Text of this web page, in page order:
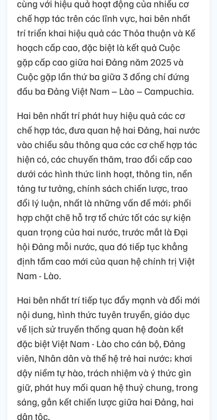
cùng với hiệu quả hoạt động của nhiều cơ
chế hợp tác trên các lĩnh vực, hai bên nhất
trí triển khai hiệu quả các Thỏa thuận và Kế
hoạch cấp cao, đặc biệt là kết quả Cuộc
gặp cấp cao giữa hai Đảng năm 2025 và
Cuộc gặp lần thứ ba giữa 3 đồng chí đứng
đầu ba Đảng Việt Nam – Lào – Campuchia.
Hai bên nhất trí phát huy hiệu quả các cơ
chế hợp tác, đưa quan hệ hai Đảng, hai nước
vào chiều sâu thông qua các cơ chế hợp tác
hiện có, các chuyến thăm, trao đổi cấp cao
dưới các hình thức linh hoạt, thông tin, nền
tảng tư tưởng, chính sách chiến lược, trao
đổi lý luận, nhất là những vấn đề mới; phối
hợp chặt chẽ hỗ trợ tổ chức tốt các sự kiện
quan trọng của hai nước, trước mắt là Đại
hội Đảng mỗi nước, qua đó tiếp tục khẳng
định tầm cao mới của quan hệ chính trị Việt
Nam - Lào.
Hai bên nhất trí tiếp tục đẩy mạnh và đổi mới
nội dung, hình thức tuyên truyền, giáo dục
về lịch sử truyền thống quan hệ đoàn kết
đặc biệt Việt Nam - Lào cho cán bộ, Đảng
viên, Nhân dân và thế hệ trẻ hai nước; khơi
dậy niềm tự hào, trách nhiệm và ý thức gìn
giữ, phát huy mối quan hệ thuỷ chung, trong
sáng, gắn kết chiến lược giữa hai Đảng, hai
dân tộc.